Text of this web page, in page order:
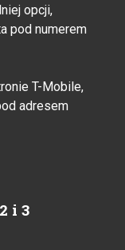
opcji,
pod numerem
T-Mobile,
adresem
i 3